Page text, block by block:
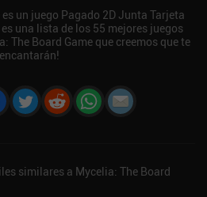
un juego Pagado 2D Junta Tarjeta
una lista de los 55 mejores juegos
The Board Game que creemos que te
encantarán!
similares a Mycelia: The Board